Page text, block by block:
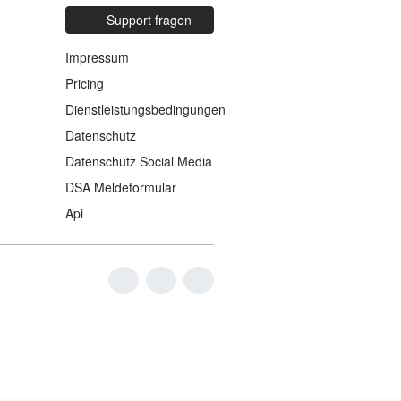
Support fragen
Impressum
Pricing
Dienstleistungsbedingungen
Datenschutz
Datenschutz Social Media
DSA Meldeformular
Api